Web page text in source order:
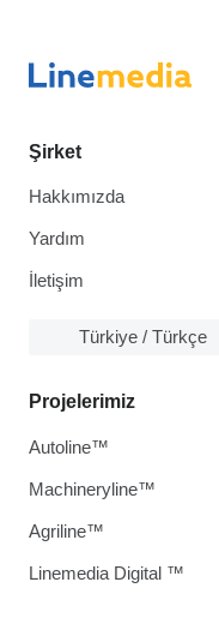
Şirket
Hakkımızda
Yardım
İletişim
Türkiye / Türkçe
Projelerimiz
Autoline™
Machineryline™
Agriline™
Linemedia Digital ™